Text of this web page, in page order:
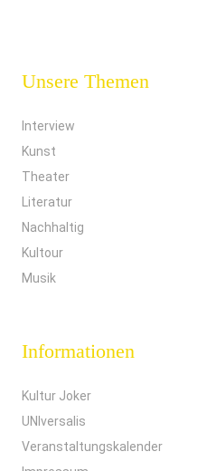
Unsere Themen
Interview
Kunst
Theater
Literatur
Nachhaltig
Kultour
Musik
Informationen
Kultur Joker
UNIversalis
Veranstaltungskalender